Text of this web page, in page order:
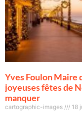
Yves Foulon Maire
joyeuses fêtes de
manquer
cartographic-images 18